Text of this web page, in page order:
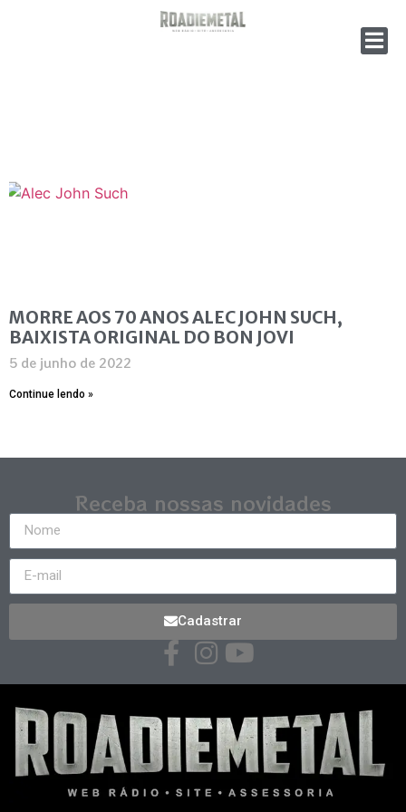
MORRE AOS 70 ANOS ALEC JOHN SUCH,
BAIXISTA ORIGINAL DO BON JOVI
5 de junho de 2022
Continue lendo »
Receba nossas novidades
Cadastrar